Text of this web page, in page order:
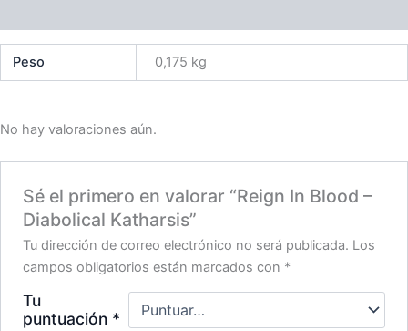
Peso 0,175 kg
No hay valoraciones aún.
Sé el primero en valorar “Reign In Blood –
Diabolical Katharsis”
Tu dirección de correo electrónico no será publicada. Los
campos obligatorios están marcados con *
Tu
puntuación *